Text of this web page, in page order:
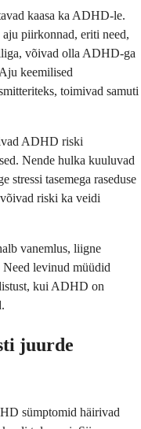
kaasa ka ADHD-le.
piirkonnad, eriti need,
võivad olla ADHD-ga
keemilised
toimivad samuti
ADHD riski
Nende hulka kuuluvad
tasemega raseduse
riski ka veidi
vanemlus, liigne
Need levinud müüdid
kui ADHD on
juurde
sümptomid häirivad